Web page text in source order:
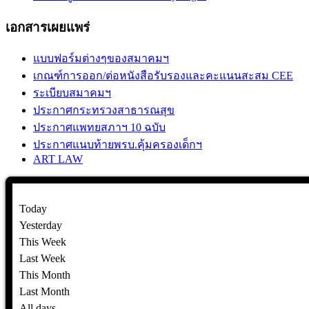
เอกสารเผยแพร่
แบบฟอร์มต่างๆของสมาคมฯ
เกณฑ์การออก/ต่อหนังสือรับรองและคะแนนสะสม CEE
ระเบียบสมาคมฯ
ประกาศกระทรวงสาธารณสุข
ประกาศแพทยสภาฯ 10 ฉบับ
ประกาศแนบท้ายพรบ.คุ้มครองเด็กฯ
ART LAW
Today
Yesterday
This Week
Last Week
This Month
Last Month